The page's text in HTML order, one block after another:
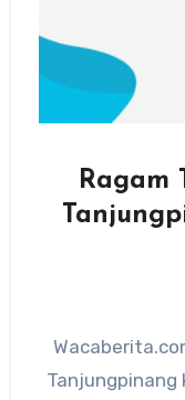
Ragam
Tanjungpinang